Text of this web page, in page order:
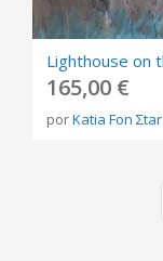
165,00 €
porKatia Fon Σtar